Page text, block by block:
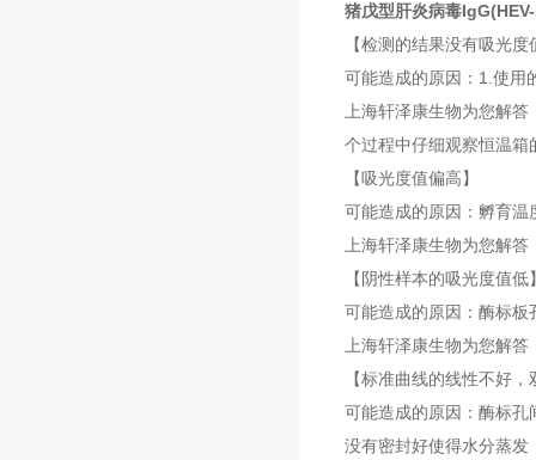
猪戊型肝炎病毒
【检测的结果没有吸光
可能造成的原因：1.使用
上海轩泽康生物为您解
个过程中仔细观察恒温箱
【吸光度值偏高】
可能造成的原因：孵育
上海轩泽康生物为您解
【阴性样本的吸光度值低
可能造成的原因：酶标
上海轩泽康生物为您解
【标准曲线的线性不好
可能造成的原因：酶标
没有密封好使得水分蒸发